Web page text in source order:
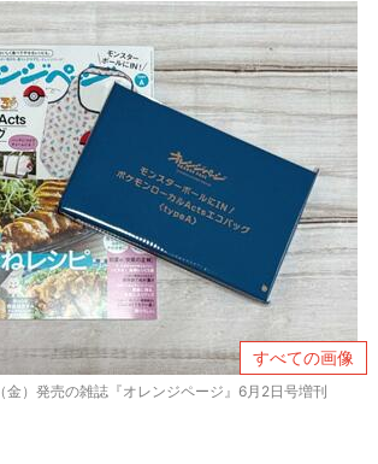
すべての画像
金）発売の雑誌『オレンジページ』6月2日号増刊